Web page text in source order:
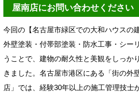
屋南店にお問い合わせください
今回の【名古屋市緑区での大和ハウスの
外壁塗装・付帯部塗装・防水工事・シー
うことで、建物の耐久性と美観をしっか
きました。名古屋市港区にある「街の外
店」では、経験30年以上の施工管理技士